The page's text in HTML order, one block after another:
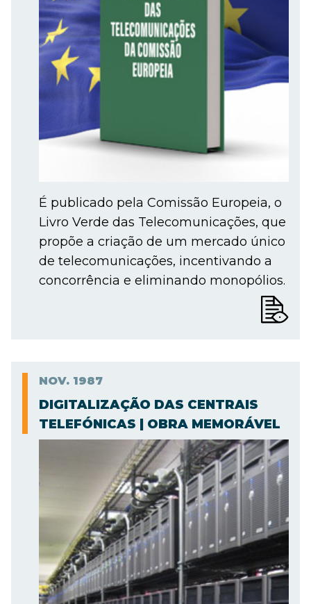
É publicado pela Comissão Europeia, o
Livro Verde das Telecomunicações, que
propõe a criação de um mercado único
de telecomunicações, incentivando a
concorrência e eliminando monopólios.
NOV. 1987
DIGITALIZAÇÃO DAS CENTRAIS
TELEFÓNICAS | OBRA MEMORÁVEL